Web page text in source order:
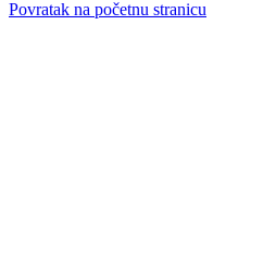
Povratak na početnu stranicu